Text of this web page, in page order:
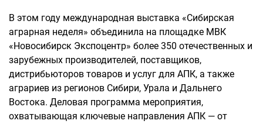
В этом году международная выставка «Сибирская
аграрная неделя» объединила на площадке МВК
«Новосибирск Экспоцентр» более 350 отечественных и
зарубежных производителей, поставщиков,
дистрибьюторов товаров и услуг для АПК, а также
аграриев из регионов Сибири, Урала и Дальнего
Востока. Деловая программа мероприятия,
охватывающая ключевые направления АПК — от